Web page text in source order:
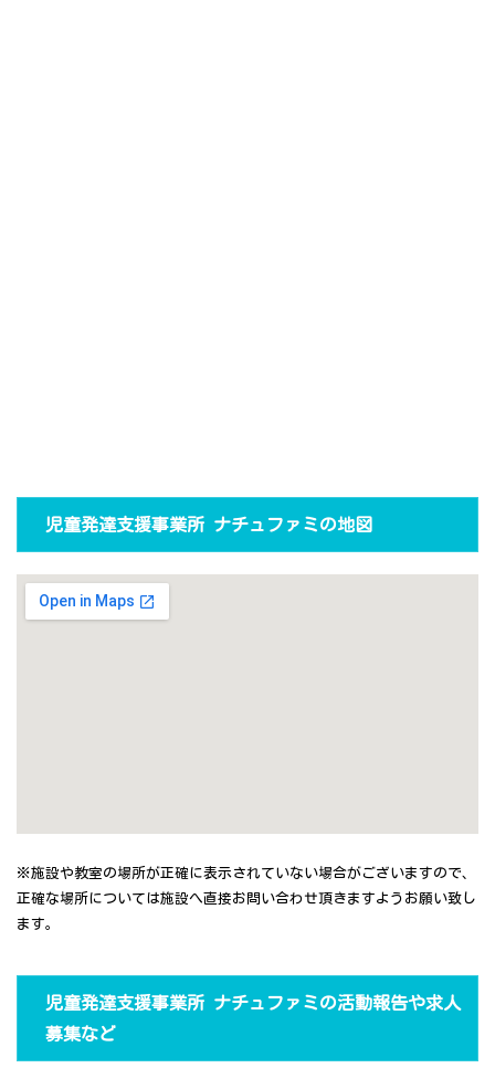
児童発達支援事業所 ナチュファミの地図
※施設や教室の場所が正確に表示されていない場合がございますので、
正確な場所については施設へ直接お問い合わせ頂きますようお願い致し
ます。
児童発達支援事業所 ナチュファミの活動報告や求人
募集など